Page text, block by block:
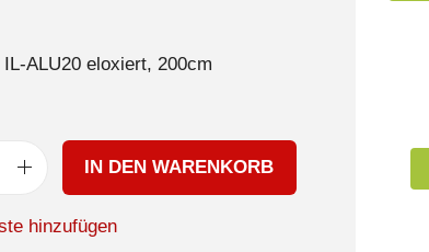
ALU20 eloxiert, 200cm
IN DEN WARENKORB
hinzufügen